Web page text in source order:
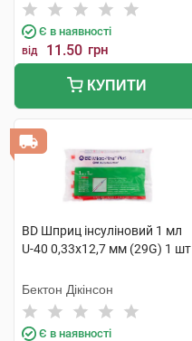
Є в наявності
від 11.50 грн
КУПИТИ
BD Шприц інсуліновий 1 мл
U-40 0,33х12,7 мм (29G) 1 шт
Бектон Дікінсон
Є в наявності